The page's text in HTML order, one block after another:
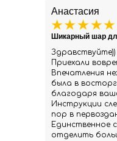
Анастасия
Приехали
Впечатления
была в
благодаря
Инструкции
пор в
Единственное
отделить
Шикарный шар